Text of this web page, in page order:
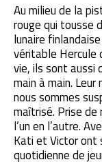
Au milieu de la
rouge qui tousse
lunaire
véritable Hercule
vie, ils sont aussi
main à main.
nous sommes
maîtrisé. Prise
l’un en l’autre.
Kati et Victor ont
quotidienne de